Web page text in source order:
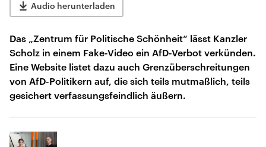
Audio herunterladen
Das „Zentrum für Politische Schönheit“ lässt Kanzler
Scholz in einem Fake-Video ein AfD-Verbot verkünden.
Eine Website listet dazu auch Grenzüberschreitungen
von AfD-Politikern auf, die sich teils mutmaßlich, teils
gesichert verfassungsfeindlich äußern.